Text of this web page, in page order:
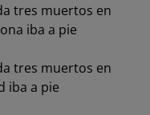
tres muertos en
iba a pie
tres muertos en
iba a pie